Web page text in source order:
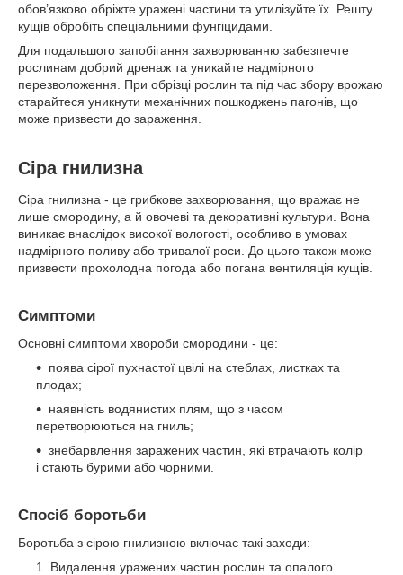
обов’язково обріжте уражені частини та утилізуйте їх. Решту
кущів обробіть спеціальними фунгіцидами.
Для подальшого запобігання захворюванню забезпечте
рослинам добрий дренаж та уникайте надмірного
перезволоження. При обрізці рослин та під час збору врожаю
старайтеся уникнути механічних пошкоджень пагонів, що
може призвести до зараження.
Сіра гнилизна
Сіра гнилизна - це грибкове захворювання, що вражає не
лише смородину, а й овочеві та декоративні культури. Вона
виникає внаслідок високої вологості, особливо в умовах
надмірного поливу або тривалої роси. До цього також може
призвести прохолодна погода або погана вентиляція кущів.
Симптоми
Основні симптоми хвороби смородини - це:
поява сірої пухнастої цвілі на стеблах, листках та
плодах;
наявність водянистих плям, що з часом
перетворюються на гниль;
знебарвлення заражених частин, які втрачають колір
і стають бурими або чорними.
Спосіб боротьби
Боротьба з сірою гнилизною включає такі заходи:
Видалення уражених частин рослин та опалого